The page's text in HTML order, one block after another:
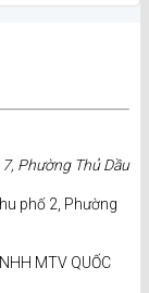
Phường Thủ Dầu
phố 2, Phường
MTV QUỐC